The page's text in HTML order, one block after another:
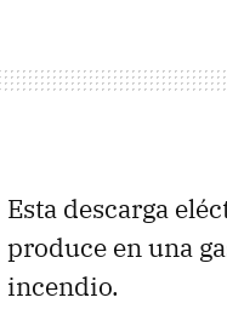
Esta descarga
produce en una
incendio.